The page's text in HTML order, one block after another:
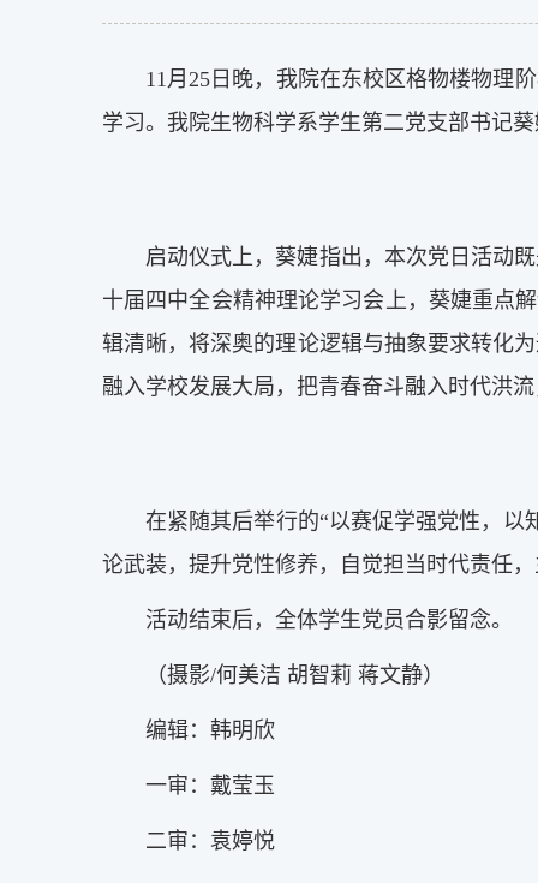
11月25日晚，我院在东校区格物楼物理
学习。我院生物科学系学生第二党支部书记
启动仪式上，葵婕指出，本次党日活动
十届四中全会精神理论学习会上，葵婕重点
辑清晰，将深奥的理论逻辑与抽象要求转化
融入学校发展大局，把青春奋斗融入时代洪
在紧随其后举行的“以赛促学强党性，
论武装，提升党性修养，自觉担当时代责任
活动结束后，全体学生党员合影留念。
（摄影/何美洁 胡智莉 蒋文静）
编辑：韩明欣
一审：戴莹玉
二审：袁婷悦